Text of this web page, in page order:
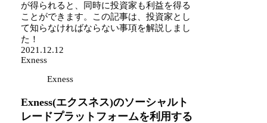
が得られると、同時に投資家も利益を得る
ことができます。この記事は、投資家とし
て知らなければならない事項を解説しまし
た！
2021.12.12
Exness
Exness
Exness(エクスネス)のソーシャルト
レードプラットフォームを利用する